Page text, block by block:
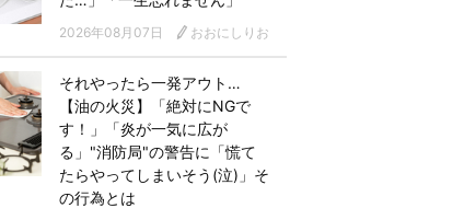
2026年08月07日 おおにしりお
それやったら一発アウト…
【油の火災】「絶対にNGで
す！」「炎が一気に広が
る」"消防局"の警告に「慌て
たらやってしまいそう(泣)」そ
の行為とは